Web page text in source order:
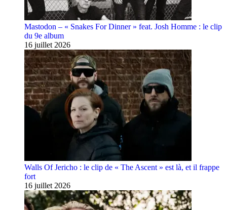
Mastodon – « Snakes For Dinner » feat. Josh Homme : le clip
du 9e album
16 juillet 2026
Walls Of Jericho : le clip de « The Ascent » est là, et il frappe
fort
16 juillet 2026